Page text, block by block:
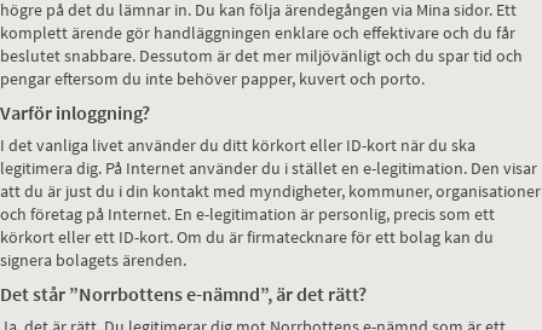
högre på det du lämnar in. Du kan följa ärendegången via Mina sidor. Ett
komplett ärende gör handläggningen enklare och effektivare och du får
beslutet snabbare. Dessutom är det mer miljövänligt och du spar tid och
pengar eftersom du inte behöver papper, kuvert och porto.
Varför inloggning?
I det vanliga livet använder du ditt körkort eller ID-kort när du ska
legitimera dig. På Internet använder du i stället en e-legitimation. Den visar
att du är just du i din kontakt med myndigheter, kommuner, organisationer
och företag på Internet. En e-legitimation är personlig, precis som ett
körkort eller ett ID-kort. Om du är firmatecknare för ett bolag kan du
signera bolagets ärenden.
Det står ”Norrbottens e-nämnd”, är det rätt?